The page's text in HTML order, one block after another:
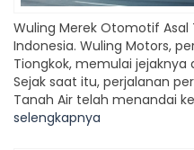
Wuling Merek Otomotif Asal
Indonesia. Wuling Motors,
Tiongkok, memulai jejaknya
Sejak saat itu, perjalanan
Tanah Air telah menandai
selengkapnya